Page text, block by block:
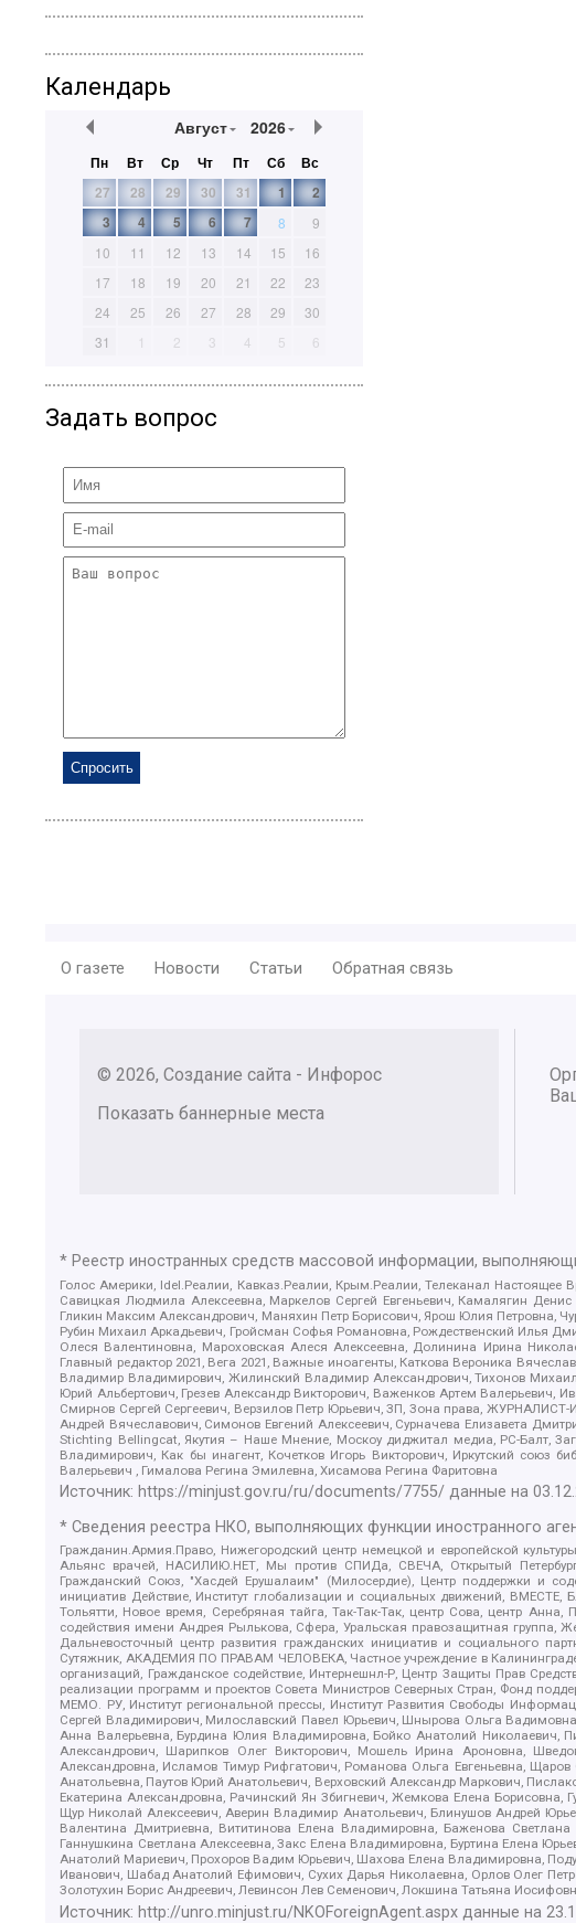
Календарь
Август 2026
Пн Вт Ср Чт Пт Сб
Вс
27
28 29 30 31 1
2
3
4 5 6 7 8
9
10
11 12 13 14 15
16
17
18 19 20 21 22
23
24
25 26 27 28 29
30
31
1 2 3 4 5 6
Задать вопрос
О газете Новости Статьи Обратная связь
© 2026, Создание сайта - Инфорос
Показать баннерные места
* Реестр иностранных средств массовой информации,
Голос Америки, Idel.Реалии, Кавказ.Реалии, Крым.Реалии, Телеканал Настоящее
Савицкая Людмила Алексеевна, Маркелов Сергей Евгеньевич, Камалягин
Гликин Максим Александрович, Маняхин Петр Борисович, Ярош Юлия Петровна,
Рубин Михаил Аркадьевич, Гройсман Софья Романовна, Рождественский Илья
Олеся Валентиновна, Мароховская Алеся Алексеевна, Долинина Ирина
Главный редактор 2021, Вега 2021, Важные иноагенты, Каткова Вероника
Владимир Владимирович, Жилинский Владимир Александрович, Тихонов Михаил
Юрий Альбертович, Грезев Александр Викторович, Важенков Артем Валерьевич,
Смирнов Сергей Сергеевич, Верзилов Петр Юрьевич, ЗП, Зона права,
Андрей Вячеславович, Симонов Евгений Алексеевич, Сурначева Елизавета
Stichting Bellingcat, Якутия – Наше Мнение, Москоу диджитал медиа, РС-Балт,
Владимирович, Как бы инагент, Кочетков Игорь Викторович, Иркутский союз
Валерьевич , Гималова Регина Эмилевна, Хисамова Регина Фаритовна
Источник: https://minjust.gov.ru/ru/documents/7755/ данные на
* Сведения реестра НКО, выполняющих функции иностранного
Гражданин.Армия.Право, Нижегородский центр немецкой и европейской
Альянс врачей, НАСИЛИЮ.НЕТ, Мы против СПИДа, СВЕЧА, Открытый Петербург,
Гражданский Союз, "Хасдей Ерушалаим" (Милосердие), Центр поддержки и
инициатив Действие, Институт глобализации и социальных движений,
Тольятти, Новое время, Серебряная тайга, Так-Так-Так, центр Сова, центр
содействия имени Андрея Рылькова, Сфера, Уральская правозащитная группа,
Дальневосточный центр развития гражданских инициатив и социального
Сутяжник, АКАДЕМИЯ ПО ПРАВАМ ЧЕЛОВЕКА, Частное учреждение в Калининграде
организаций, Гражданское содействие, Интернешнл-Р, Центр Защиты Прав
реализации программ и проектов Совета Министров Северных Стран, Фонд
МЕМО. РУ, Институт региональной прессы, Институт Развития Свободы
Сергей Владимирович, Милославский Павел Юрьевич, Шнырова Ольга
Анна Валерьевна, Бурдина Юлия Владимировна, Бойко Анатолий Николаевич,
Александрович, Шарипков Олег Викторович, Мошель Ирина Ароновна,
Александровна, Исламов Тимур Рифгатович, Романова Ольга Евгеньевна,
Анатольевна, Паутов Юрий Анатольевич, Верховский Александр Маркович,
Екатерина Александровна, Рачинский Ян Збигневич, Жемкова Елена
Щур Николай Алексеевич, Аверин Владимир Анатольевич, Блинушов Андрей
Валентина Дмитриевна, Вититинова Елена Владимировна, Баженова
Ганнушкина Светлана Алексеевна, Закс Елена Владимировна, Буртина Елена
Анатолий Мариевич, Прохоров Вадим Юрьевич, Шахова Елена Владимировна,
Иванович, Шабад Анатолий Ефимович, Сухих Дарья Николаевна, Орлов Олег
Золотухин Борис Андреевич, Левинсон Лев Семенович, Локшина Татьяна
Источник: http://unro.minjust.ru/NKOForeignAgent.aspx данные на